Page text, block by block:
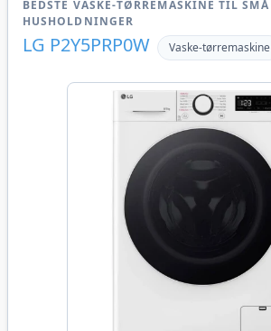
BEDSTE VASKE-TØRREMASKINE TIL SMÅ
HUSHOLDNINGER
LG P2Y5PRP0W Vaske-tørremaskine